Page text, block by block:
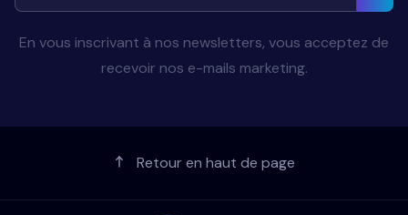
En vous inscrivant à nos newsletters, vous acceptez de
recevoir nos e-mails marketing.
Retour en haut de page